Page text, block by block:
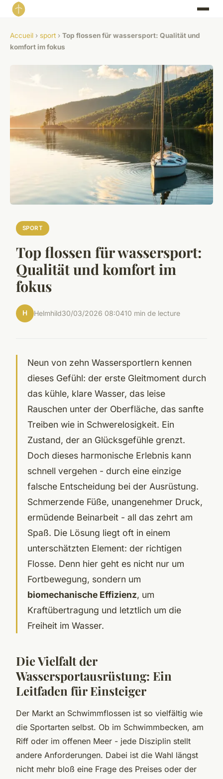
Accueil › sport › Top flossen für wassersport: Qualität und
komfort im fokus
SPORT
Top flossen für wassersport:
Qualität und komfort im
fokus
H Helmhild30/03/2026 08:0410 min de lecture
Neun von zehn Wassersportlern kennen
dieses Gefühl: der erste Gleitmoment durch
das kühle, klare Wasser, das leise
Rauschen unter der Oberfläche, das sanfte
Treiben wie in Schwerelosigkeit. Ein
Zustand, der an Glücksgefühle grenzt.
Doch dieses harmonische Erlebnis kann
schnell vergehen - durch eine einzige
falsche Entscheidung bei der Ausrüstung.
Schmerzende Füße, unangenehmer Druck,
ermüdende Beinarbeit - all das zehrt am
Spaß. Die Lösung liegt oft in einem
unterschätzten Element: der richtigen
Flosse. Denn hier geht es nicht nur um
Fortbewegung, sondern um
biomechanische Effizienz, um
Kraftübertragung und letztlich um die
Freiheit im Wasser.
Die Vielfalt der
Wassersportausrüstung: Ein
Leitfaden für Einsteiger
Der Markt an Schwimmflossen ist so vielfältig wie
die Sportarten selbst. Ob im Schwimmbecken, am
Riff oder im offenen Meer - jede Disziplin stellt
andere Anforderungen. Dabei ist die Wahl längst
nicht mehr bloß eine Frage des Preises oder der